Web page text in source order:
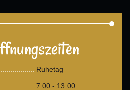
Ruhetag
7:00 - 13:00